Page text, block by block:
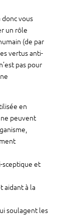
vous
un rôle
(de par
vertus anti-
pas pour
en
peuvent
sceptique et
aidant à la
soulagent les